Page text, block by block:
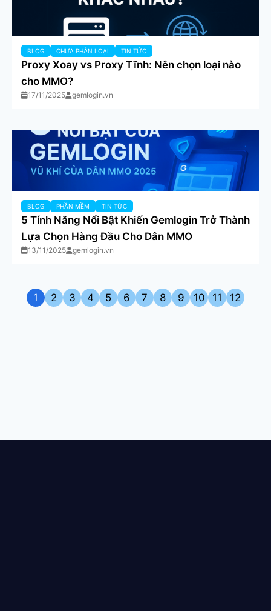
BLOG CHƯA PHÂN LOẠI TIN TỨC
Proxy Xoay vs Proxy Tĩnh: Nên chọn loại nào
cho MMO?
17/11/2025 gemlogin.vn
BLOG PHẦN MỀM TIN TỨC
5 Tính Năng Nổi Bật Khiến Gemlogin Trở Thành
Lựa Chọn Hàng Đầu Cho Dân MMO
13/11/2025 gemlogin.vn
1 2 3 4 5 6 7 8 9 10 11 12